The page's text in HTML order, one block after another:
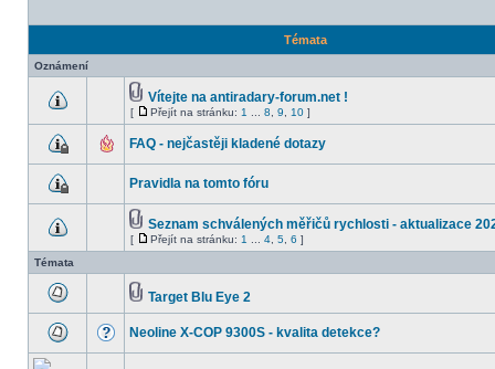
Témata
Oznámení
Vítejte na antiradary-forum.net !
[ Přejít na stránku: 1 8 9 10 ]
FAQ - nejčastěji kladené dotazy
Pravidla na tomto fóru
Seznam schválených měřičů rychlosti - aktualizace
[ Přejít na stránku: 1 4 5 6 ]
Témata
Target Blu Eye 2
Neoline X-COP 9300S - kvalita detekce?